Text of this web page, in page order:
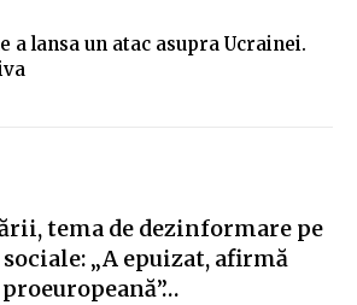
a lansa un atac asupra Ucrainei.
tema de dezinformare pe
„A epuizat, afirmă